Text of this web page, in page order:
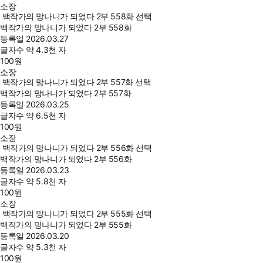
소장
백작가의 망나니가 되었다 2부 558화 선택
백작가의 망나니가 되었다 2부 558화
등록일 2026.03.27
글자수 약 4.3천 자
100원
소장
백작가의 망나니가 되었다 2부 557화 선택
백작가의 망나니가 되었다 2부 557화
등록일 2026.03.25
글자수 약 6.5천 자
100원
소장
백작가의 망나니가 되었다 2부 556화 선택
백작가의 망나니가 되었다 2부 556화
등록일 2026.03.23
글자수 약 5.8천 자
100원
소장
백작가의 망나니가 되었다 2부 555화 선택
백작가의 망나니가 되었다 2부 555화
등록일 2026.03.20
글자수 약 5.3천 자
100원